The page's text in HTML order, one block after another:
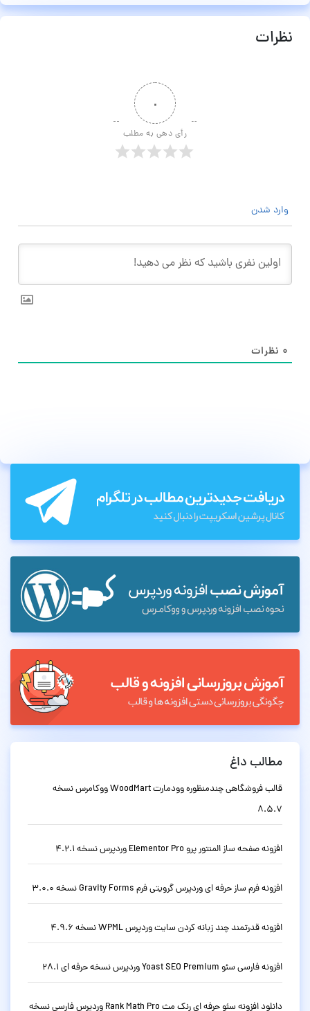
نظرات
۰
رأی دهی به مطلب
وارد شدن
۰ نظرات
مطالب داغ
قالب فروشگاهی چندمنظوره وودمارت WoodMart ووکامرس نسخه
8.5.7
افزونه صفحه ساز المنتور پرو Elementor Pro وردپرس نسخه 4.2.1
افزونه فرم ساز حرفه ای وردپرس گرویتی فرم Gravity Forms نسخه 3.0.0
افزونه قدرتمند چند زبانه کردن سایت وردپرس WPML نسخه 4.9.6
افزونه فارسی سئو Yoast SEO Premium وردپرس نسخه حرفه ای 28.1
دانلود افزونه سئو حرفه ای رنک مث Rank Math Pro وردپرس فارسی نسخه